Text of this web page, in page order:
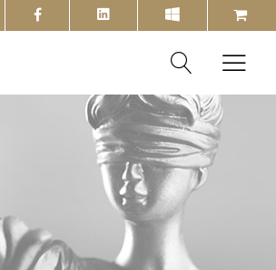
facebook
shopping-
cart